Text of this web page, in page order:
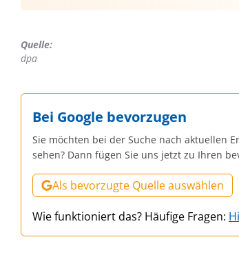
Quelle:
dpa
Bei Google bevorzugen
Sie möchten bei der Suche nach aktuellen
sehen? Dann fügen Sie uns jetzt zu Ihren
Als bevorzugte Quelle auswählen
Wie funktioniert das? Häufige Fragen: